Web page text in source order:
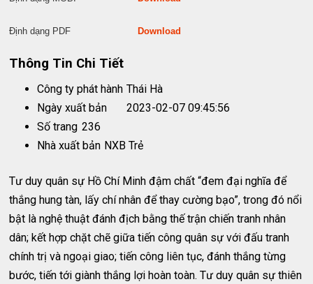
Định dạng PDF Download
Thông Tin Chi Tiết
Công ty phát hành Thái Hà
Ngày xuất bản
2023-02-07 09:45:56
Số trang 236
Nhà xuất bản NXB Trẻ
Tư duy quân sự Hồ Chí Minh đậm chất “đem đại nghĩa để
thắng hung tàn, lấy chí nhân để thay cường bạo”, trong đó nổi
bật là nghệ thuật đánh địch bằng thế trận chiến tranh nhân
dân; kết hợp chặt chẽ giữa tiến công quân sự với đấu tranh
chính trị và ngoại giao; tiến công liên tục, đánh thắng từng
bước, tiến tới giành thắng lợi hoàn toàn. Tư duy quân sự thiên